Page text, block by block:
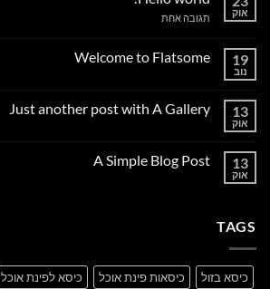
אוק תגובה אחתעל
19
נוב
Welcome to Flatsome
Welcome
13
אוק
Just another post with A Gallery
Just
13
אוק
A Simple Blog Post
TAGS
כיסא בזול כיסאות פינת אוכל
כיסא לפינת אוכל